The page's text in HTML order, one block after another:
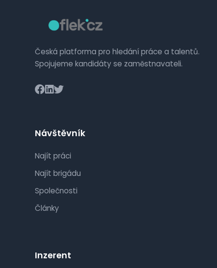
Česká platforma pro hledání práce a talentů.
Spojujeme kandidáty se zaměstnavateli.
Návštěvník
Najít práci
Najít brigádu
Společnosti
Články
Inzerent